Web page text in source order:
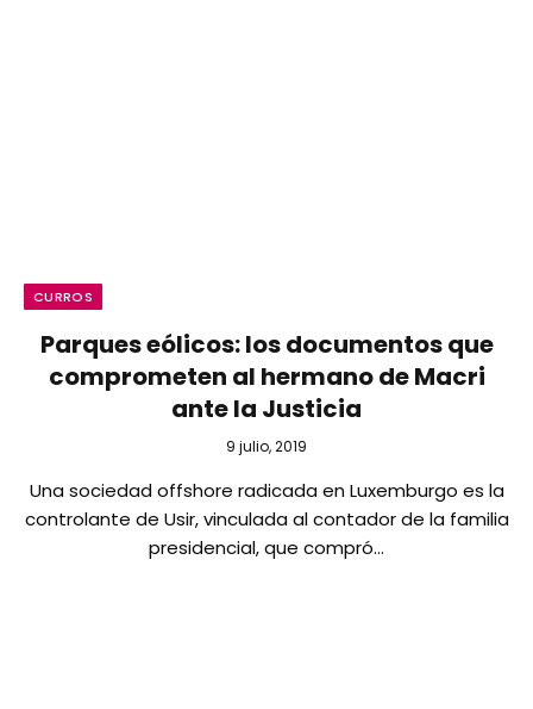
CURROS
Parques eólicos: los documentos que
comprometen al hermano de Macri
ante la Justicia
9 julio, 2019
Una sociedad offshore radicada en Luxemburgo es la
controlante de Usir, vinculada al contador de la familia
presidencial, que compró…